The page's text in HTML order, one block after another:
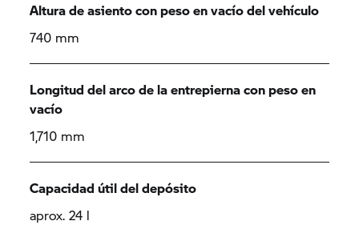
Altura de asiento con peso en vacío del vehículo
740 mm
Longitud del arco de la entrepierna con peso en
vacío
1,710 mm
Capacidad útil del depósito
aprox. 24 l